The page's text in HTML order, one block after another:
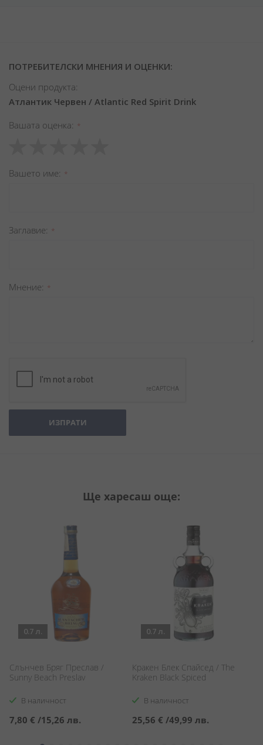
ПОТРЕБИТЕЛСКИ МНЕНИЯ И ОЦЕНКИ:
Оцени продукта:
Атлантик Червен / Atlantic Red Spirit Drink
Вашата оценка
star
stars
stars
stars
stars
Вашето име
Заглавиe
Мнение
ИЗПРАТИ
Ще харесаш още:
0.7 л.
Слънчев Бряг Преслав /
Sunny Beach Preslav
В наличност
7,80 € /15,26 лв.
0.7 л.
Кракен Блек Спайсед / The
Kraken Black Spiced
В наличност
25,56 € /49,99 лв.